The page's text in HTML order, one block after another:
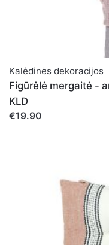
Kalėdinės dekoracijos
Figūrėlė mergaitė -
KLD
€19.90